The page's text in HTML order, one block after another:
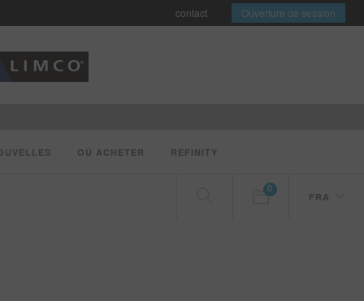
contact Ouverture de session
OÙ ACHETER REFINITY
0
FRA